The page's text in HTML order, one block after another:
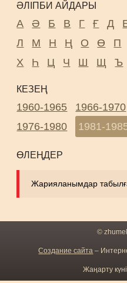
ӘЛІПБИ АЙДАРЫ
А Ә Б В Г Ғ Д
Л
М Н Ң О Ө П
Х
Һ Ц Ч Ш Щ Ъ
КЕЗЕҢ
1960-1965 1966-1970
1976-1980
1981-
ӨЛЕҢДЕР
Жарияланымдар
©
Создание сайта –
Жаңарту